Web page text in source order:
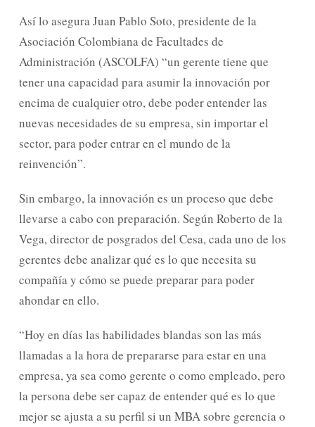
Así lo asegura Juan Pablo Soto, presidente de la
Asociación Colombiana de Facultades de
Administración (ASCOLFA) “un gerente tiene que
tener una capacidad para asumir la innovación por
encima de cualquier otro, debe poder entender las
nuevas necesidades de su empresa, sin importar el
sector, para poder entrar en el mundo de la
reinvención”.
Sin embargo, la innovación es un proceso que debe
llevarse a cabo con preparación. Según Roberto de la
Vega, director de posgrados del Cesa, cada uno de los
gerentes debe analizar qué es lo que necesita su
compañía y cómo se puede preparar para poder
ahondar en ello.
“Hoy en días las habilidades blandas son las más
llamadas a la hora de prepararse para estar en una
empresa, ya sea como gerente o como empleado, pero
la persona debe ser capaz de entender qué es lo que
mejor se ajusta a su perfil si un MBA sobre gerencia o